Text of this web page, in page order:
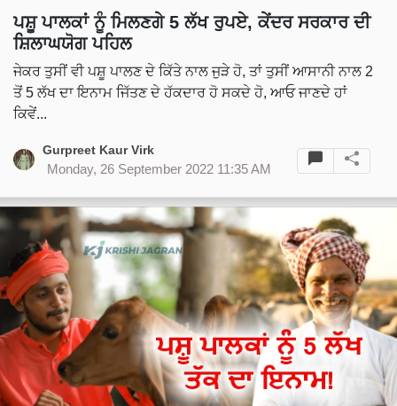
ਪਸ਼ੂ ਪਾਲਕਾਂ ਨੂੰ ਮਿਲਣਗੇ 5 ਲੱਖ ਰੁਪਏ, ਕੇਂਦਰ ਸਰਕਾਰ ਦੀ
ਸ਼ਿਲਾਘਯੋਗ ਪਹਿਲ
ਜੇਕਰ ਤੁਸੀਂ ਵੀ ਪਸ਼ੂ ਪਾਲਣ ਦੇ ਕਿੱਤੇ ਨਾਲ ਜੁੜੇ ਹੋ, ਤਾਂ ਤੁਸੀਂ ਆਸਾਨੀ ਨਾਲ 2
ਤੋਂ 5 ਲੱਖ ਦਾ ਇਨਾਮ ਜਿੱਤਣ ਦੇ ਹੱਕਦਾਰ ਹੋ ਸਕਦੇ ਹੋ, ਆਓ ਜਾਣਦੇ ਹਾਂ
ਕਿਵੇਂ...
Gurpreet Kaur Virk
Monday, 26 September 2022 11:35 AM